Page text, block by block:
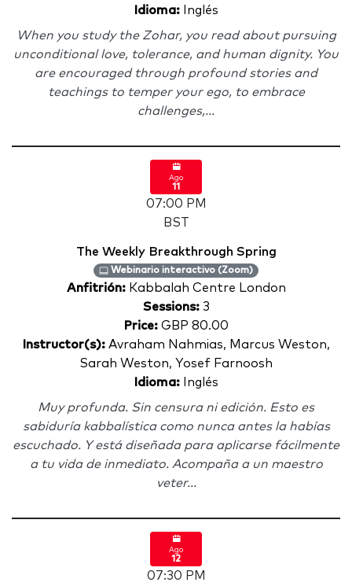
Idioma: Inglés
When you study the Zohar, you read about pursuing
unconditional love, tolerance, and human dignity. You
are encouraged through profound stories and
teachings to temper your ego, to embrace
challenges,...
Ago
11
07:00 PM
BST
The Weekly Breakthrough Spring
Webinario interactivo (Zoom)
Anfitrión: Kabbalah Centre London
Sessions:3
Price: GBP 80.00
Instructor(s): Avraham Nahmias, Marcus Weston,
Sarah Weston, Yosef Farnoosh
Idioma: Inglés
Muy profunda. Sin censura ni edición. Esto es
sabiduría kabbalística como nunca antes la habías
escuchado. Y está diseñada para aplicarse fácilmente
a tu vida de inmediato. Acompaña a un maestro
veter...
Ago
12
07:30 PM